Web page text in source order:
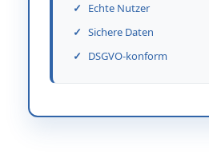
Echte Nutzer
Sichere Daten
DSGVO-konform